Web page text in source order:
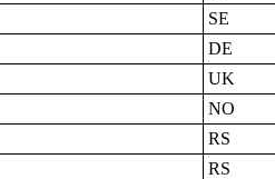
SE
DE
UK
NO
RS
RS